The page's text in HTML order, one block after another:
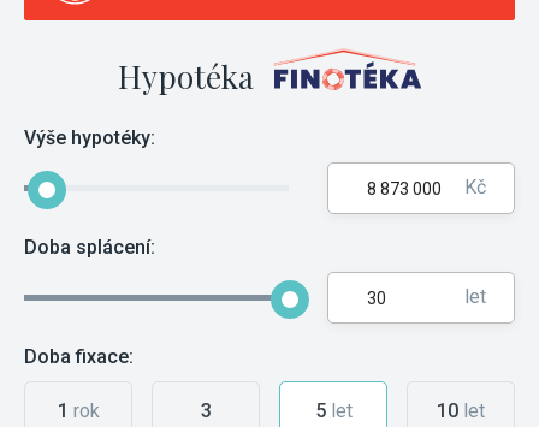
Hypotéka
Výše hypotéky:
Kč
Doba splácení:
let
Doba fixace:
1 rok
3
5let 10 let